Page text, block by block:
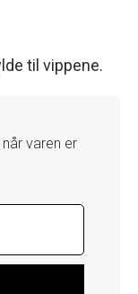
til vippene.
varen er